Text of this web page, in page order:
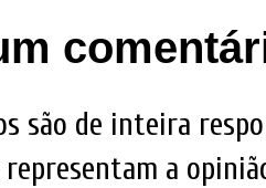
são de inteira
a